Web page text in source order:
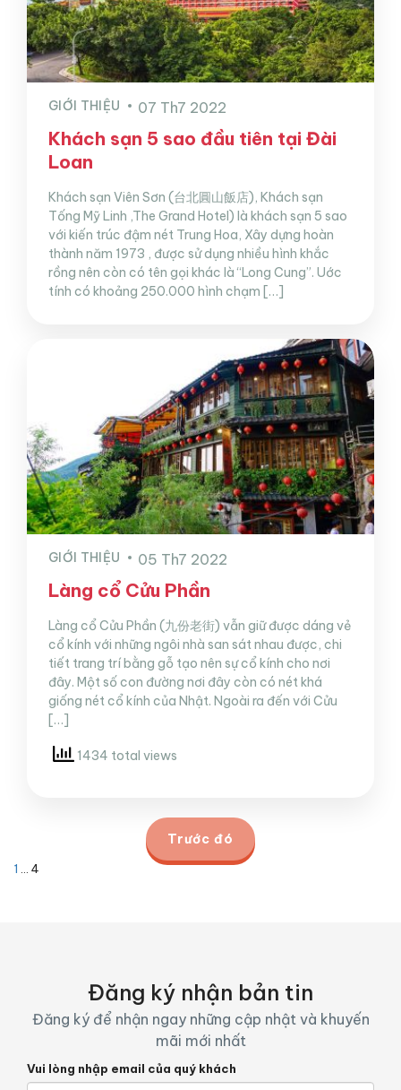
GIỚI THIỆU 07 Th7 2022
Khách sạn 5 sao đầu tiên tại Đài
Loan
Khách sạn Viên Sơn (台北圓山飯店), Khách sạn
Tống Mỹ Linh ,The Grand Hotel) là khách sạn 5 sao
với kiến trúc đậm nét Trung Hoa, Xây dựng hoàn
thành năm 1973 , được sử dụng nhiều hình khắc
rồng nên còn có tên gọi khác là “Long Cung”. Uớc
tính có khoảng 250.000 hình chạm […]
GIỚI THIỆU 05 Th7 2022
Làng cổ Cửu Phần
Làng cổ Cửu Phần (九份老街) vẫn giữ được dáng vẻ
cổ kính với những ngôi nhà san sát nhau được, chi
tiết trang trí bằng gỗ tạo nên sự cổ kính cho nơi
đây. Một số con đường nơi đây còn có nét khá
giống nét cổ kính của Nhật. Ngoài ra đến với Cửu
[…]
1434 total views
Trước đó
1 … 4
Đăng ký nhận bản tin
Đăng ký để nhận ngay những cập nhật và khuyến
mãi mới nhất
Vui lòng nhập email của quý khách